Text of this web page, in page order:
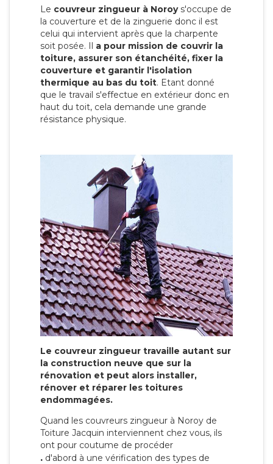
Le couvreur zingueur à Noroys'occupe de
la couverture et de la zinguerie donc il est
celui qui intervient après que la charpente
soit posée. Il a pour mission de couvrir la
toiture, assurer son étanchéité, fixer la
couverture et garantir l'isolation
thermique au bas du toit. Etant donné
que le travail s'effectue en extérieur donc en
haut du toit, cela demande une grande
résistance physique.
Le couvreur zingueur travaille autant sur
la construction neuve que sur la
rénovation et peut alors installer,
rénover et réparer les toitures
endommagées.
Quand les couvreurs zingueur à Noroy de
Toiture Jacquin interviennent chez vous, ils
ont pour coutume de procéder
. d'abord à une vérification des types de